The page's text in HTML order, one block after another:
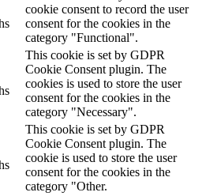
cookie consent to record the user
consent for the cookies in the
category "Functional".
This cookie is set by GDPR
Cookie Consent plugin. The
cookies is used to store the user
consent for the cookies in the
category "Necessary".
This cookie is set by GDPR
Cookie Consent plugin. The
cookie is used to store the user
consent for the cookies in the
category "Other.